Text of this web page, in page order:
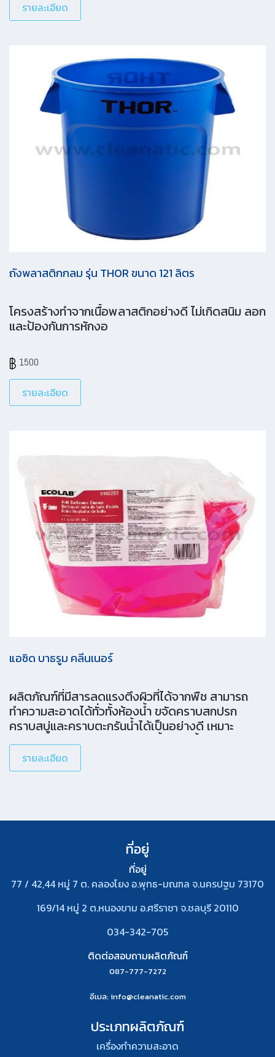
รายละเอียด
ถังพลาสติกกลม รุ่น THOR ขนาด 121 ลิตร
โครงสร้างทำจากเนื้อพลาสติกอย่างดี ไม่เกิดสนิม ลอก
และป้องกันการหักงอ
1500
รายละเอียด
แอซิด บาธรูม คลีนเนอร์
ผลิตภัณฑ์ที่มีสารลดแรงตึงผิวที่ได้จากพืช สามารถ
ทำความสะอาดได้ทั่วทั้งห้องน้ำ ขจัดคราบสกปรก
คราบสบู่และคราบตะกรันน้ำได้เป็นอย่างดี เหมาะ
สำหรับอุปกรณ์โครเมียมในห้องน้ำ กระเบื้องเคลือบ ไว
นิล กระเบื้อง และไฟเบอร์กลาส
รายละเอียด
ที่อยู่
ที่อยู่
77 / 42,44 หมู่ 7 ต. คลองโยง อ.พุทธ-มณฑล จ.นครปฐม 73170
169/14 หมู่ 2 ต.หนองขาม อ.ศรีราชา จ.ชลบุรี 20110
034-342-705
ติดต่อสอบถามผลิตภัณฑ์
087-777-7272
อีเมล: info@cleanatic.com
ประเภทผลิตภัณฑ์
เครื่องทำความสะอาด